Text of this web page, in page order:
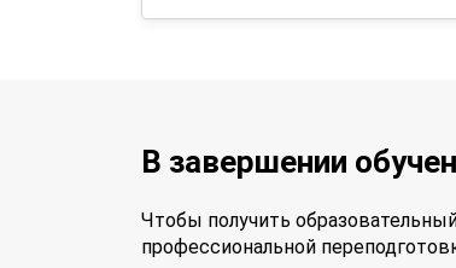
В завершении
Чтобы получить
профессиональной